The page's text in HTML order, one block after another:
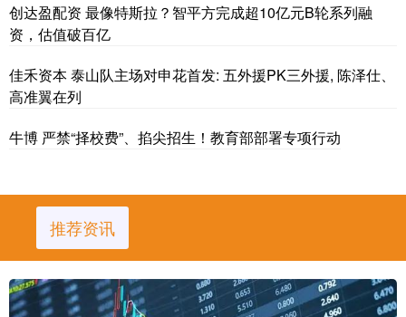
创达盈配资 最像特斯拉？智平方完成超10亿元B轮系列融
资，估值破百亿
佳禾资本 泰山队主场对申花首发: 五外援PK三外援, 陈泽仕、
高准翼在列
牛博 严禁“择校费”、掐尖招生！教育部部署专项行动
推荐资讯